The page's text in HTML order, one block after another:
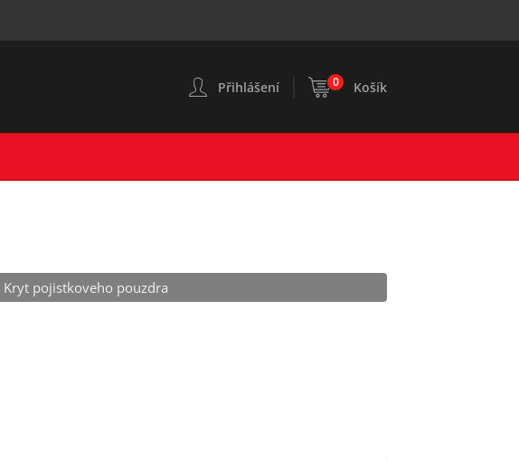
Přihlášení 0 Košík
Kryt pojistkoveho pouzdra